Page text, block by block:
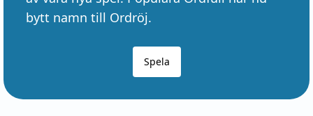
bytt namn till Ordröj.
Spela